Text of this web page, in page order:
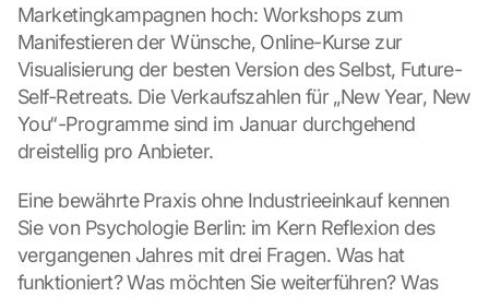
Marketingkampagnen hoch: Workshops zum
Manifestieren der Wünsche, Online-Kurse zur
Visualisierung der besten Version des Selbst, Future-
Self-Retreats. Die Verkaufszahlen für „New Year, New
You“-Programme sind im Januar durchgehend
dreistellig pro Anbieter.
Eine bewährte Praxis ohne Industrieeinkauf kennen
Sie von Psychologie Berlin: im Kern Reflexion des
vergangenen Jahres mit drei Fragen. Was hat
funktioniert? Was möchten Sie weiterführen? Was